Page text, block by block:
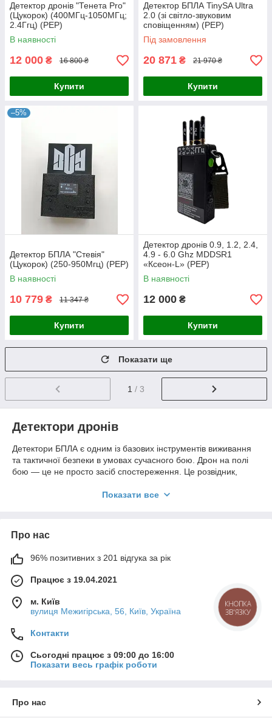
Детектор дронів "Тенета Pro"
(Цукорок) (400МГц-1050МГц;
2.4Ггц) (РЕР)
В наявності
12 000 ₴ 16 800 ₴
Купити
Детектор БПЛА TinySA Ultra
2.0 (зі світло-звуковим
сповіщенням) (РЕР)
Під замовлення
20 871 ₴ 21 970 ₴
Купити
–5%
Детектор БПЛА "Стевія"
(Цукорок) (250-950Мгц) (РЕР)
В наявності
10 779 ₴ 11 347 ₴
Купити
Детектор дронів 0.9, 1.2, 2.4,
4.9 - 6.0 Ghz MDDSR1
«Ксеон-L» (РЕР)
В наявності
12 000 ₴
Купити
Показати ще
1 / 3
Детектори дронів
Детектори БПЛА є одним із базових інструментів виживання
та тактичної безпеки в умовах сучасного бою. Дрон на полі
бою — це не просто засіб спостереження. Це розвідник,
наведення високоточної зброї. У більшості випадків
використовуються як засіб раннього попередження, що дає
критично важливий час для реакції.
Для військової аудиторії детектор дронів — це не допоміжний
працює пасивно, не випромінює сигналів і не демаскує
підрозділ, що особливо важливо під час позиційної оборони,
роботи мобільних груп і виконання завдань у зоні активної
роботи ворожих БПЛА.
Що таке детектор дронів?
Детектор дронів — це пристрій радіорозвідки ближнього
радіуса дії, який постійно контролює ефір та фіксує роботу
дрона або пульта керування. Він аналізує канали управління,
Показати все
Про нас
96% позитивних з 201 відгука за рік
Працює з 19.04.2021
м. Київ
вулиця Межигірська, 56, Київ, Україна
Контакти
Сьогодні працює з 09:00 до 16:00
Показати весь графік роботи
Про нас
КНОПКА
ЗВ'ЯЗКУ